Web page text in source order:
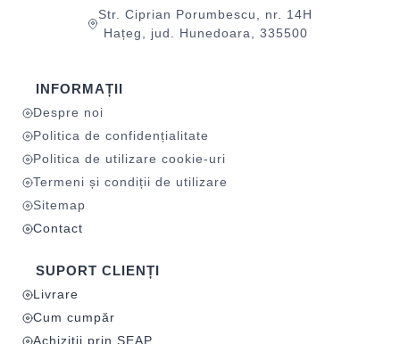
Str. Ciprian Porumbescu, nr. 14H
Hațeg, jud. Hunedoara, 335500
INFORMAȚII
Despre noi
Politica de confidențialitate
Politica de utilizare cookie-uri
Termeni și condiții de utilizare
Sitemap
Contact
SUPORT CLIENȚI
Livrare
Cum cumpăr
Achiziții prin SEAP